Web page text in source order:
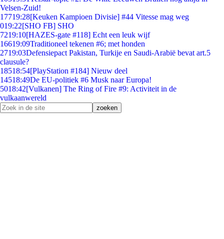
Velsen-Zuid!
17719:28[Keuken Kampioen Divisie] #44 Vitesse mag weg
019:22[SHO FB] SHO
7219:10[HAZES-gate #118] Echt een leuk wijf
16619:09Traditioneel tekenen #6; met honden
2719:03Defensiepact Pakistan, Turkije en Saudi-Arabië bevat art.5
clausule?
18518:54[PlayStation #184] Nieuw deel
14518:49De EU-politiek #6 Musk naar Europa!
5018:42[Vulkanen] The Ring of Fire #9: Activiteit in de
vulkaanwereld